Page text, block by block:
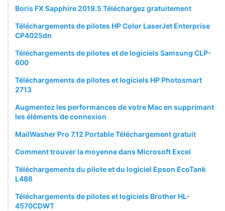
Boris FX Sapphire 2019.5 Téléchargez gratuitement
Téléchargements de pilotes HP Color LaserJet Enterprise
CP4025dn
Téléchargements de pilotes et de logiciels Samsung CLP-
600
Téléchargements de pilotes et logiciels HP Photosmart
2713
Augmentez les performances de votre Mac en supprimant
les éléments de connexion
MailWasher Pro 7.12 Portable Téléchargement gratuit
Comment trouver la moyenne dans Microsoft Excel
Téléchargements du pilote et du logiciel Epson EcoTank
L486
Téléchargements de pilotes et logiciels Brother HL-
4570CDWT